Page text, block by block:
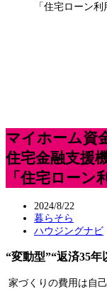
「住宅ローン
マイホーム資
住宅金融支援
「住宅ローン
2024/8/22
暮らそら
ハウジングナビ
“変動型”“返済35
家づくりの費用は自